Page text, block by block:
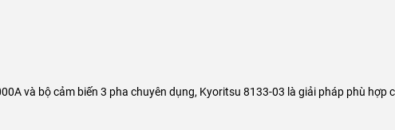
và bộ cảm biến 3 pha chuyên dụng, Kyoritsu 8133-03 là giải pháp phù